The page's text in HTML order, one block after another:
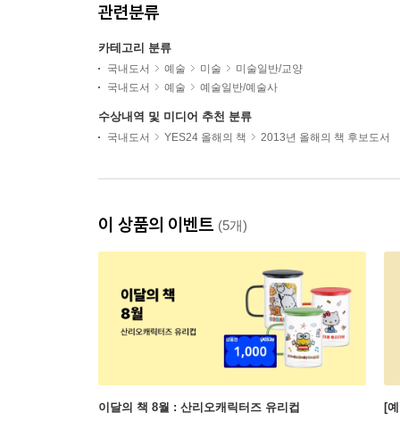
관련분류
카테고리 분류
국내도서 예술 미술
미술일반/교양
국내도서
예술 예술일반/예술사
수상내역 및 미디어 추천 분류
국내도서 YES24 올해의 책 2013년 올해의 책 후보도서
이 상품의 이벤트 (5개)
이달의 책 8월 : 산리오캐릭터즈 유리컵 [